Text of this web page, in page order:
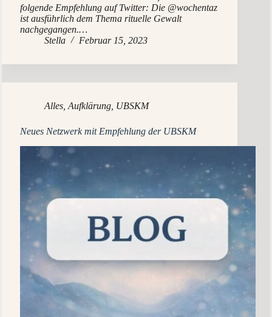
folgende Empfehlung auf Twitter: Die @wochentaz
ist ausführlich dem Thema rituelle Gewalt
nachgegangen.…
Stella
Februar 15, 2023
Alles Aufklärung UBSKM
Neues Netzwerk mit Empfehlung der UBSKM